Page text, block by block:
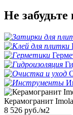
Не забудьте
Керамогранит
8 526 руб./м2